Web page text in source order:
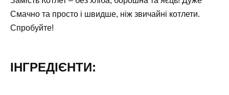
Смачно та просто і швидше, ніж звичайні котлети.
Спробуйте!
ІНГРЕДІЄНТИ: